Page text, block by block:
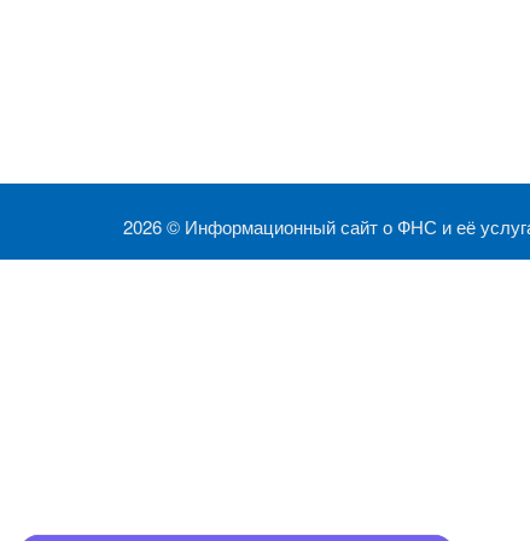
2026 © Информационный сайт о ФНС и её